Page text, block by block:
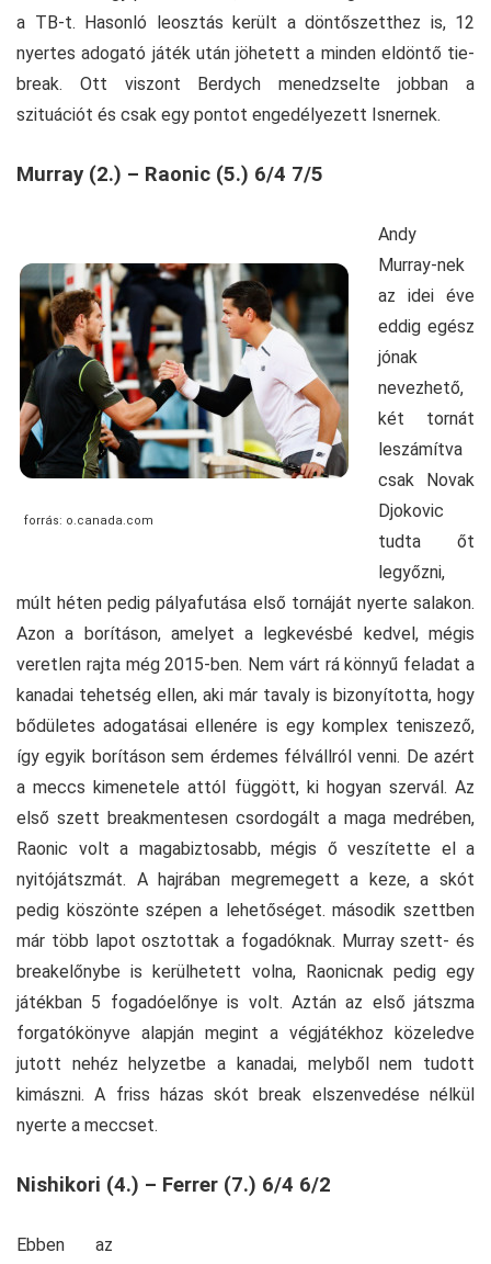
a TB-t. Hasonló leosztás került a döntőszetthez is, 12
nyertes adogató játék után jöhetett a minden eldöntő tie-
break. Ott viszont Berdych menedzselte jobban a
szituációt és csak egy pontot engedélyezett Isnernek.
Murray (2.) – Raonic (5.) 6/4 7/5
forrás: o.canada.com
Andy
Murray-nek
az idei éve
eddig egész
jónak
nevezhető,
két tornát
leszámítva
csak Novak
Djokovic
tudta őt
legyőzni,
múlt héten pedig pályafutása első tornáját nyerte salakon.
Azon a borításon, amelyet a legkevésbé kedvel, mégis
veretlen rajta még 2015-ben. Nem várt rá könnyű feladat a
kanadai tehetség ellen, aki már tavaly is bizonyította, hogy
bődületes adogatásai ellenére is egy komplex teniszező,
így egyik borításon sem érdemes félvállról venni. De azért
a meccs kimenetele attól függött, ki hogyan szervál. Az
első szett breakmentesen csordogált a maga medrében,
Raonic volt a magabiztosabb, mégis ő veszítette el a
nyitójátszmát. A hajrában megremegett a keze, a skót
pedig köszönte szépen a lehetőséget. második szettben
már több lapot osztottak a fogadóknak. Murray szett- és
breakelőnybe is kerülhetett volna, Raonicnak pedig egy
játékban 5 fogadóelőnye is volt. Aztán az első játszma
forgatókönyve alapján megint a végjátékhoz közeledve
jutott nehéz helyzetbe a kanadai, melyből nem tudott
kimászni. A friss házas skót break elszenvedése nélkül
nyerte a meccset.
Nishikori (4.) – Ferrer (7.) 6/4 6/2
Ebben az